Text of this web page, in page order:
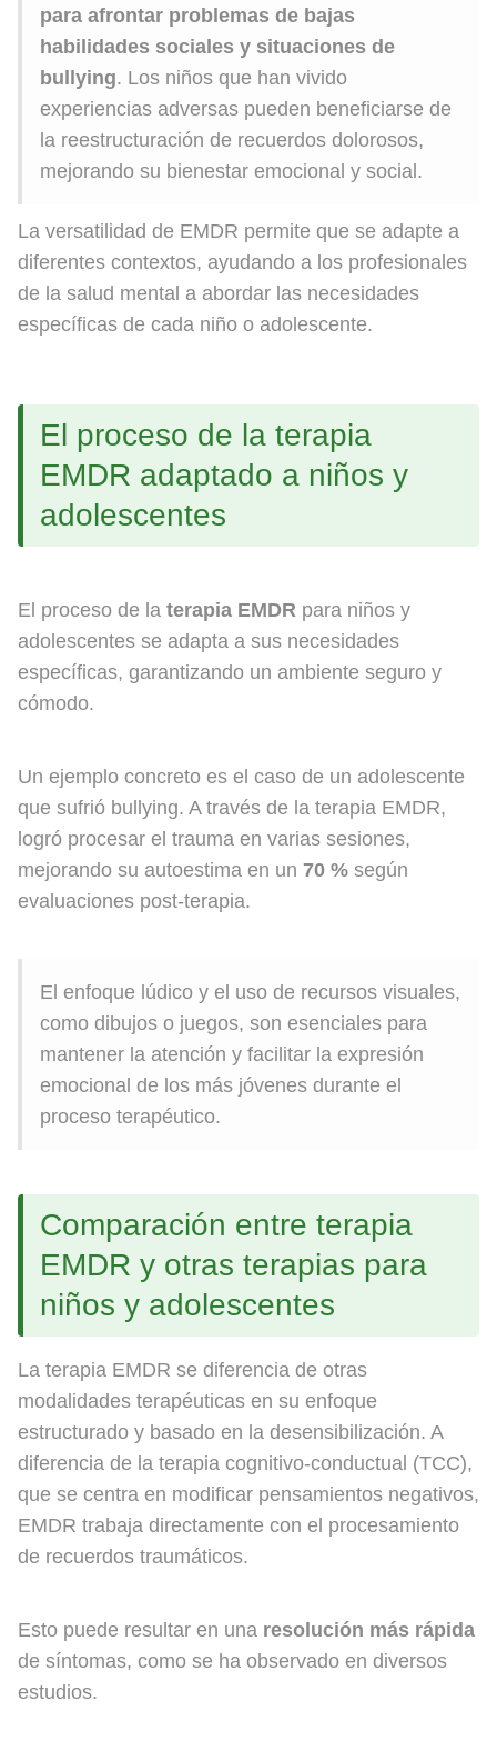
para afrontar problemas de bajas
habilidades sociales y situaciones de
bullying. Los niños que han vivido
experiencias adversas pueden beneficiarse de
la reestructuración de recuerdos dolorosos,
mejorando su bienestar emocional y social.
La versatilidad de EMDR permite que se adapte a
diferentes contextos, ayudando a los profesionales
de la salud mental a abordar las necesidades
específicas de cada niño o adolescente.
El proceso de la terapia
EMDR adaptado a niños y
adolescentes
El proceso de la terapia EMDR para niños y
adolescentes se adapta a sus necesidades
específicas, garantizando un ambiente seguro y
cómodo.
Un ejemplo concreto es el caso de un adolescente
que sufrió bullying. A través de la terapia EMDR,
logró procesar el trauma en varias sesiones,
mejorando su autoestima en un 70 % según
evaluaciones post-terapia.
El enfoque lúdico y el uso de recursos visuales,
como dibujos o juegos, son esenciales para
mantener la atención y facilitar la expresión
emocional de los más jóvenes durante el
proceso terapéutico.
Comparación entre terapia
EMDR y otras terapias para
niños y adolescentes
La terapia EMDR se diferencia de otras
modalidades terapéuticas en su enfoque
estructurado y basado en la desensibilización. A
diferencia de la terapia cognitivo-conductual (TCC),
que se centra en modificar pensamientos negativos,
EMDR trabaja directamente con el procesamiento
de recuerdos traumáticos.
Esto puede resultar en una resolución más rápida
de síntomas, como se ha observado en diversos
estudios.